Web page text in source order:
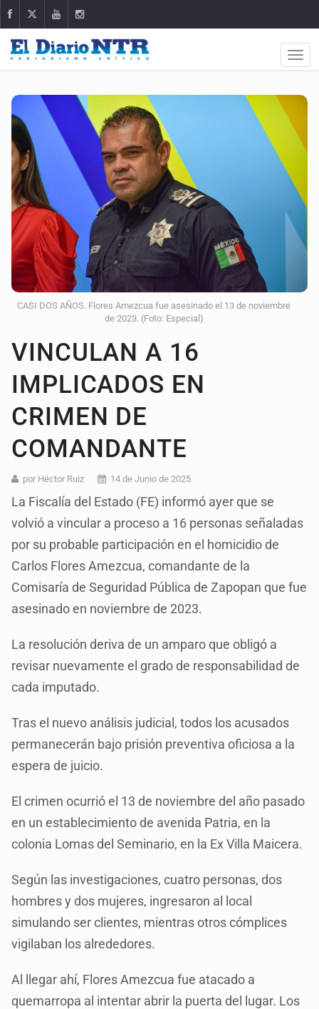
CASI DOS AÑOS. Flores Amezcua fue asesinado el 13 de noviembre
de 2023. (Foto: Especial)
VINCULAN A 16
IMPLICADOS EN
CRIMEN DE
COMANDANTE
por Héctor Ruiz 14 de Junio de 2025
La Fiscalía del Estado (FE) informó ayer que se
volvió a vincular a proceso a 16 personas señaladas
por su probable participación en el homicidio de
Carlos Flores Amezcua, comandante de la
Comisaría de Seguridad Pública de Zapopan que fue
asesinado en noviembre de 2023.
La resolución deriva de un amparo que obligó a
revisar nuevamente el grado de responsabilidad de
cada imputado.
Tras el nuevo análisis judicial, todos los acusados
permanecerán bajo prisión preventiva oficiosa a la
espera de juicio.
El crimen ocurrió el 13 de noviembre del año pasado
en un establecimiento de avenida Patria, en la
colonia Lomas del Seminario, en la Ex Villa Maicera.
Según las investigaciones, cuatro personas, dos
hombres y dos mujeres, ingresaron al local
simulando ser clientes, mientras otros cómplices
vigilaban los alrededores.
Al llegar ahí, Flores Amezcua fue atacado a
quemarropa al intentar abrir la puerta del lugar. Los